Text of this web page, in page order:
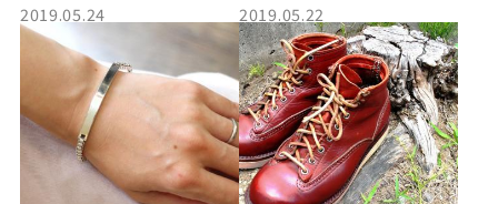
2019.05.24 2019.05.22